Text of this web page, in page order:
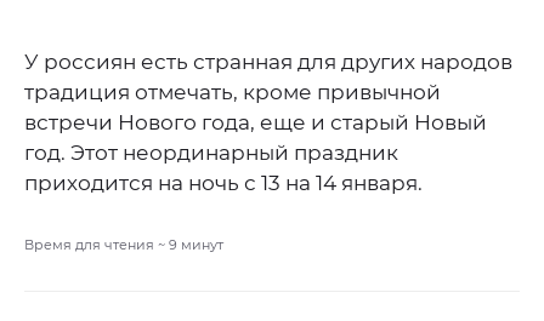
У россиян есть странная для других народов
традиция отмечать, кроме привычной
встречи Нового года, еще и старый Новый
год. Этот неординарный праздник
приходится на ночь с 13 на 14 января.
Время для чтения ~ 9 минут